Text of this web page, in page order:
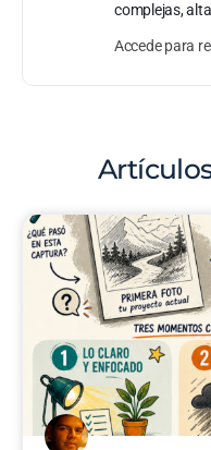
complejas,
Accede para